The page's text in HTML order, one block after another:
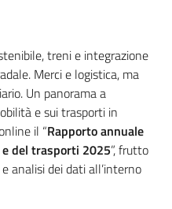
treni e integrazione
Merci e logistica, ma
Un panorama a
e sui trasporti in
il “Rapporto annuale
del trasporti 2025”, frutto
analisi dei dati all’interno